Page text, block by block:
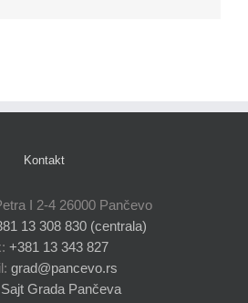
Kontakt
I 2-4 26000 Pančevo
13 308 830 (centrala)
+381 13 343 827
grad@pancevo.rs
Sajt Grada Pančeva